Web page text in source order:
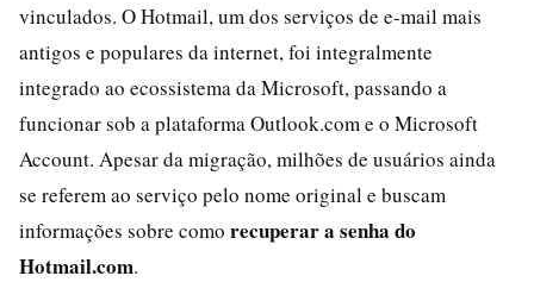
vinculados. O Hotmail, um dos serviços de e-mail mais
antigos e populares da internet, foi integralmente
integrado ao ecossistema da Microsoft, passando a
funcionar sob a plataforma Outlook.com e o Microsoft
Account. Apesar da migração, milhões de usuários ainda
se referem ao serviço pelo nome original e buscam
informações sobre como recuperar a senha do
Hotmail.com.